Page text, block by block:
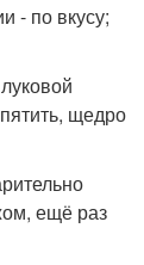
- по вкусу;
щедро
ещё раз